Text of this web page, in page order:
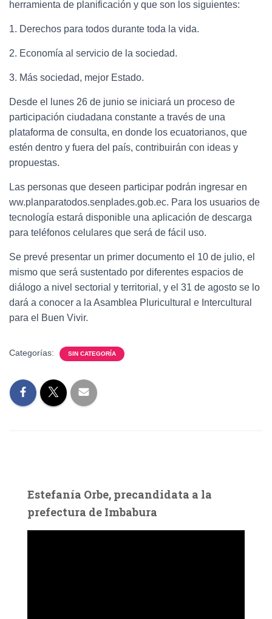
herramienta de planificación y que son los siguientes:
1. Derechos para todos durante toda la vida.
2. Economía al servicio de la sociedad.
3. Más sociedad, mejor Estado.
Desde el lunes 26 de junio se iniciará un proceso de
participación ciudadana constante a través de una
plataforma de consulta, en donde los ecuatorianos, que
estén dentro y fuera del país, contribuirán con ideas y
propuestas.
Las personas que deseen participar podrán ingresar en
ww.planparatodos.senplades.gob.ec. Para los usuarios de
tecnología estará disponible una aplicación de descarga
para teléfonos celulares que será de fácil uso.
Se prevé presentar un primer documento el 10 de julio, el
mismo que será sustentado por diferentes espacios de
diálogo a nivel sectorial y territorial, y el 31 de agosto se lo
dará a conocer a la Asamblea Pluricultural e Intercultural
para el Buen Vivir.
Categorías: SIN CATEGORÍA
Estefanía Orbe, precandidata a la
prefectura de Imbabura